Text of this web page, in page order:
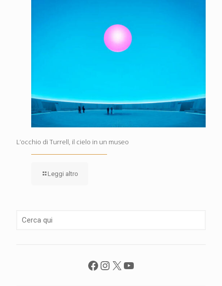
L’occhio di Turrell, il cielo in un museo
Leggi altro
Facebook
Instagram
X YouTube